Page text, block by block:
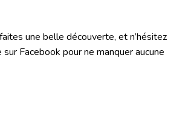
une belle découverte, et n’hésitez
Facebook pour ne manquer aucune